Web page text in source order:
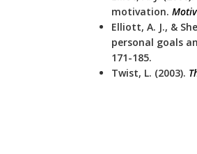
motivation.
Elliott, A. J., &
personal goals
171-185.
Twist, L. (2003).